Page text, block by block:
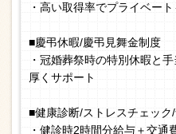
・高い取得率でプライベー
■慶弔休暇/慶弔見舞金制度
・冠婚葬祭時の特別休暇と
厚くサポート
■健康診断/ストレスチェック
・健診時2時間分給与＋交通